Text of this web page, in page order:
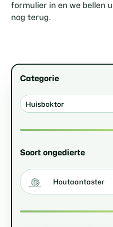
Categorie
Huisboktor
Soort ongedierte
Houtaantaster
formulier in en we bellen
nog terug.